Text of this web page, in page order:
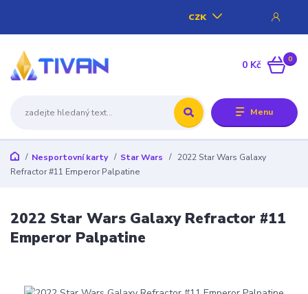
Menu
CZK
0
0 Kč
Nesportovní karty Star Wars
2022 Star Wars Galaxy
Refractor #11 Emperor Palpatine
2022 Star Wars Galaxy Refractor #11
Emperor Palpatine